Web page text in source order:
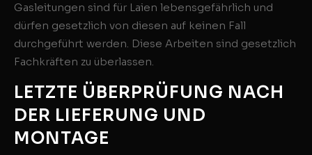
Gasleitungen sind für Laien lebensgefährlich und
dürfen gesetzlich von diesen auf keinen Fall
durchgeführt werden. Diese Arbeiten sind gesetzlich
Fachkräften zu überlassen.
LETZTE ÜBERPRÜFUNG NACH
DER LIEFERUNG UND
MONTAGE